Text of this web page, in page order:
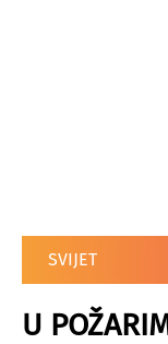
SVIJET
U